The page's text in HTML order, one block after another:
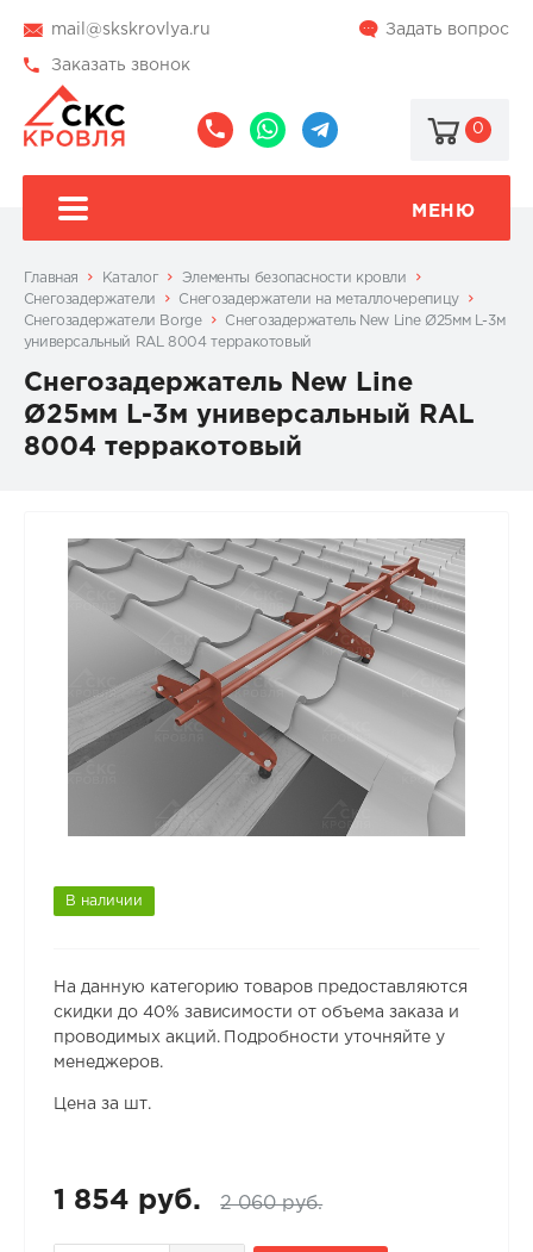
mail@skskrovlya.ru Задать вопрос
Заказать звонок
0
МЕНЮ
Главная Каталог
Элементы безопасности кровли
Снегозадержатели
Снегозадержатели на металлочерепицу
Снегозадержатели Borge
Снегозадержатель New Line Ø25мм L-3м
универсальный RAL 8004 терракотовый
Снегозадержатель New Line
Ø25мм L-3м универсальный RAL
8004 терракотовый
В наличии
На данную категорию товаров предоставляются
скидки до 40% зависимости от объема заказа и
проводимых акций. Подробности уточняйте у
менеджеров.
Цена за шт.
1 854 руб. 2 060 руб.